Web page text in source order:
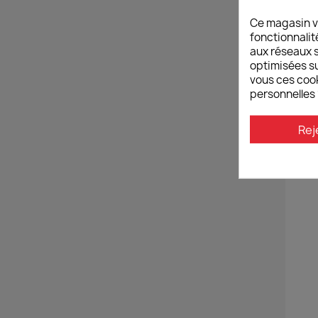
Ce magasin
aux réseaux
optimisées
vous ces
personnelles